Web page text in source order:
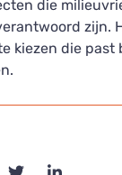
die
zijn.
kiezen die past